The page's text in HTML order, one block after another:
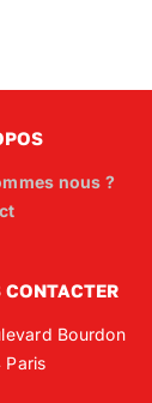
nous ?
CONTACTER
Bourdon
Paris